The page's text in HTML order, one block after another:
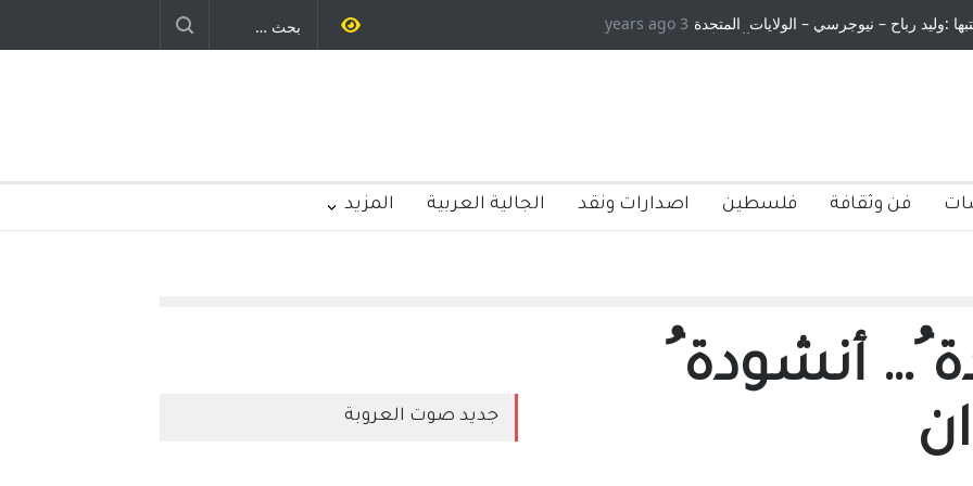
الاستيطان ومسلسل الخداع المستمر - قلم : راسم عبيدات – نيوجرسي – الولايات المتحدة
الامريكية
3 years ago
فن وثقافة فلسطين اصدارات ونقد الجالية العربية المزيد
ُ… أنشودة
جديد صوت العروبة